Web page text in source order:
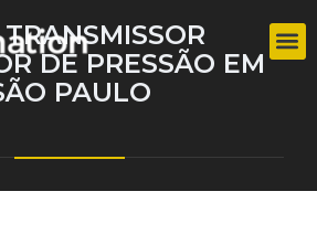
TRANSMISSOR
DE PRESSÃO EM
PAULO